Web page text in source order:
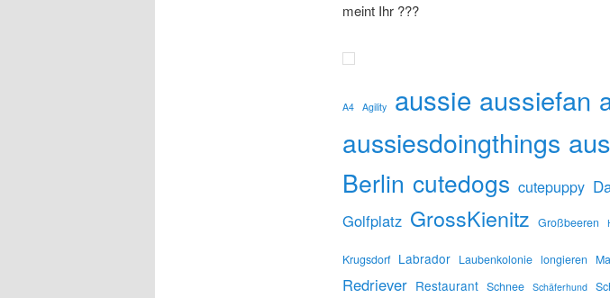
meint Ihr ???
A4 Agility aussie aussiefan
aussiesdoingthings
Berlin cutedogs cutepuppy
Golfplatz GrossKienitz Großbeeren
Krugsdorf Labrador Laubenkolonie longieren
Redriever Restaurant Schnee Schäferhund